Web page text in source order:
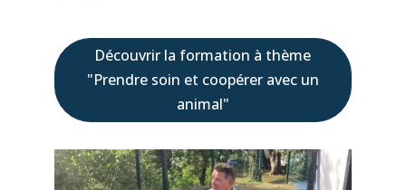
Découvrir la formation à thème
"Prendre soin et coopérer avec un
animal"